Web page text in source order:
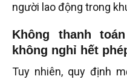
người lao động trong
Không thanh
không nghỉ hết
Tuy nhiên, quy định